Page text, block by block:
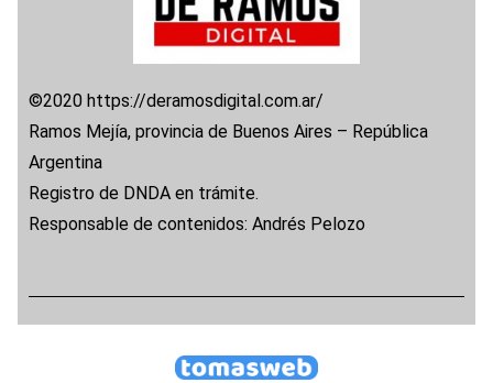
©2020 https://deramosdigital.com.ar/
Ramos Mejía, provincia de Buenos Aires – República
Argentina
Registro de DNDA en trámite.
Responsable de contenidos: Andrés Pelozo